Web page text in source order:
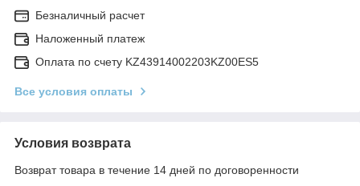
Безналичный расчет
Наложенный платеж
Оплата по счету KZ43914002203KZ00ES5
Все условия оплаты
Условия возврата
Возврат товара в течение 14 дней по договоренности